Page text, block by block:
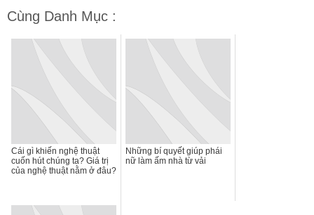
Cùng Danh Mục :
Cái gì khiến nghệ thuật
cuốn hút chúng ta? Giá trị
của nghệ thuật nằm ở đâu?
Những bí quyết giúp phái
nữ làm ấm nhà từ vải